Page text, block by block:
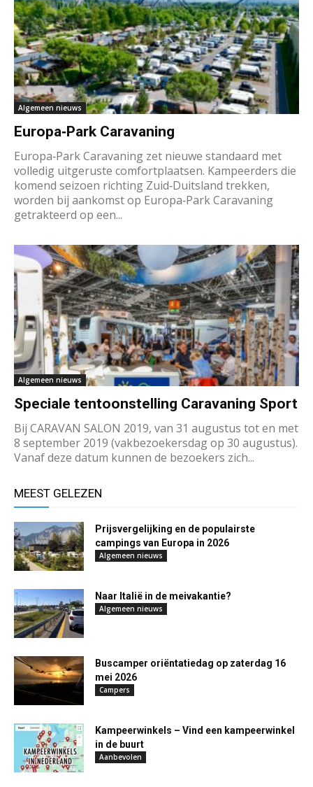
Algemeen nieuws
Europa‑Park Caravaning
Europa‑Park Caravaning zet nieuwe standaard met
volledig uitgeruste comfortplaatsen. Kampeerders die
komend seizoen richting Zuid‑Duitsland trekken,
worden bij aankomst op Europa‑Park Caravaning
getrakteerd op een...
Algemeen nieuws
Speciale tentoonstelling Caravaning Sport
Bij CARAVAN SALON 2019, van 31 augustus tot en met
8 september 2019 (vakbezoekersdag op 30 augustus).
Vanaf deze datum kunnen de bezoekers zich...
MEEST GELEZEN
Prijsvergelijking en de populairste
campings van Europa in 2026
Algemeen nieuws
Naar Italië in de meivakantie?
Algemeen nieuws
Buscamper oriëntatiedag op zaterdag 16
mei 2026
Campers
Kampeerwinkels – Vind een kampeerwinkel
in de buurt
Aanbevolen